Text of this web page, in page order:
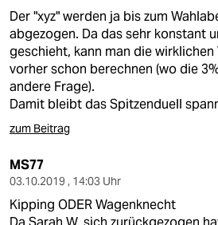
Der "xyz" werden ja bis zum
abgezogen. Da das sehr konstant
geschieht, kann man die
vorher schon berechnen (wo die
andere Frage).
Damit bleibt das Spitzenduell
zum Beitrag
MS77
03.10.2019 , 14:03 Uhr
Kipping ODER Wagenknecht